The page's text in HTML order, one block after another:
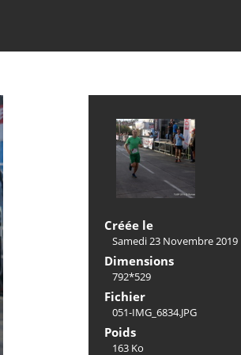
Créée le
Samedi 23 Novembre 2019
Dimensions
792*529
Fichier
051-IMG_6834.JPG
Poids
163 Ko